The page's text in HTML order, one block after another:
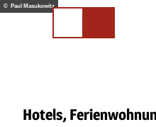
Z© Paul Masukowitz
Hotels,